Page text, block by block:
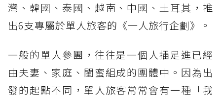
灣、韓國、泰國、越南、中國、土耳其，推
出6支專屬於單人旅客的《一人旅行企劃》。
一般的單人參團，往往是一個人插足進已經
由夫妻、家庭、閨蜜組成的團體中。因為出
發的起點不同，單人旅客常常會有一種「我